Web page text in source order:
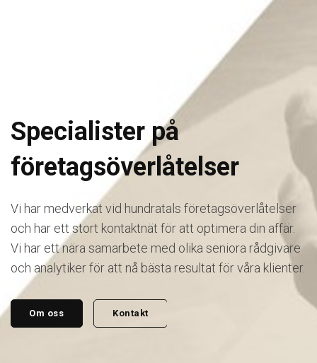
Specialister på
företagsöverlåtelser
Vi har medverkat vid hundratals företagsöverlåtelser
och har ett stort kontaktnät för att optimera din affär.
Vi har ett nära samarbete med olika seniora rådgivare
och analytiker för att nå bästa resultat för våra klienter.
Om oss Kontakt